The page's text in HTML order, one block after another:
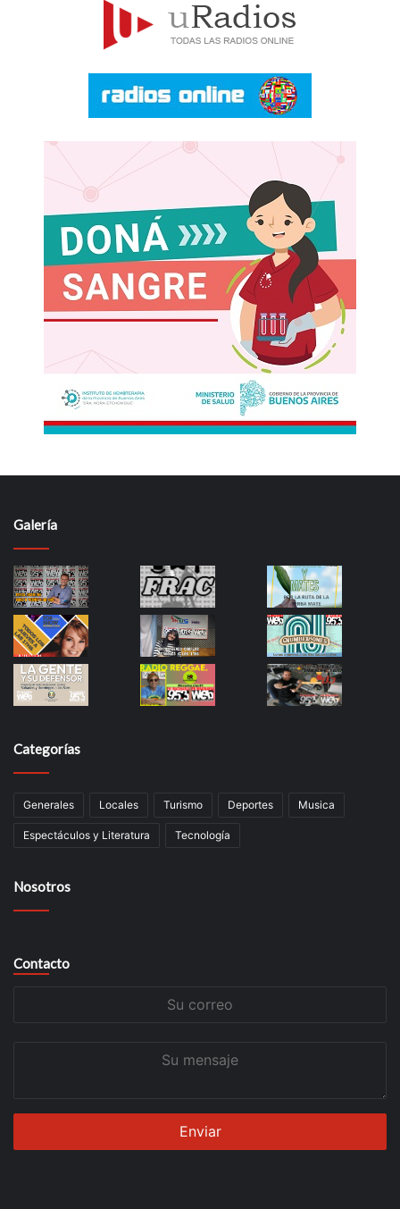
Galería
Categorías
Generales Locales Turismo Deportes Musica
Espectáculos y Literatura Tecnología
Nosotros
Contacto